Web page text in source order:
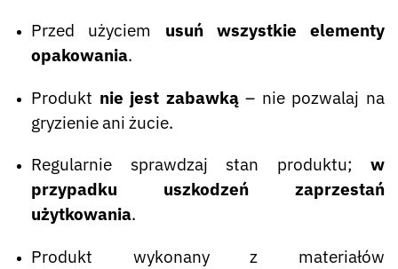
Przed użyciem usuń wszystkie elementy
opakowania.
Produkt nie jest zabawką– nie pozwalaj na
gryzienie ani żucie.
Regularnie sprawdzaj stan produktu; w
przypadku uszkodzeń zaprzestań
użytkowania.
Produkt wykonany z materiałów